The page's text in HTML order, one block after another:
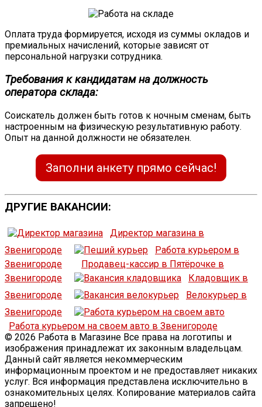
Оплата труда формируется, исходя из суммы окладов и
премиальных начислений, которые зависят от
персональной нагрузки сотрудника.
Требования к кандидатам на должность
оператора склада:
Соискатель должен быть готов к ночным сменам, быть
настроенным на физическую результативную работу.
Опыт на данной должности не обязателен.
Заполни анкету прямо сейчас!
ДРУГИЕ ВАКАНСИИ:
Директор магазина в
Звенигороде
Работа курьером в
Звенигороде
Продавец-кассир в Пятёрочке в
Звенигороде
Кладовщик в
Звенигороде
Велокурьер в
Звенигороде
Работа курьером на своем авто в Звенигороде
© 2026 Работа в Магазине Все права на логотипы и
изображения принадлежат их законным владельцам.
Данный сайт является некоммерческим
информационным проектом и не предоставляет никаких
услуг. Вся информация представлена исключительно в
ознакомительных целях. Копирование материалов сайта
запрещено!